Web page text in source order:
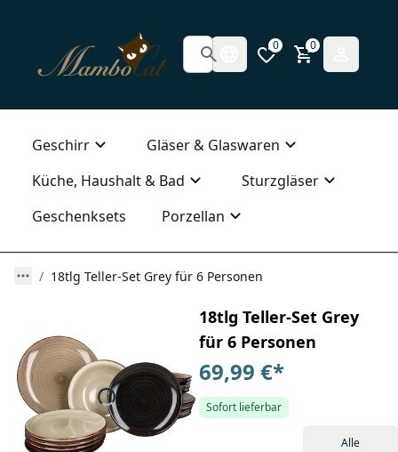
0 0
Geschirr
Gläser & Glaswaren
Küche, Haushalt & Bad
Sturzgläser
Geschenksets
Porzellan
18tlg Teller-Set Grey für 6 Personen
18tlg Teller-Set Grey
für 6 Personen
69,99 €*
Sofort lieferbar
Alle